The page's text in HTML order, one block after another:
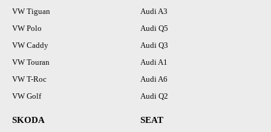
VW Tiguan
VW Polo
VW Caddy
VW Touran
VW T-Roc
VW Golf
Audi A3
Audi Q5
Audi Q3
Audi A1
Audi A6
Audi Q2
SKODA SEAT